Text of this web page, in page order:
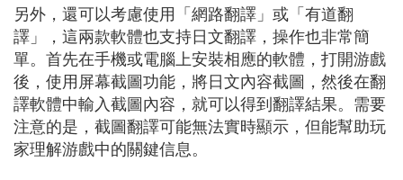
另外，還可以考慮使用「網路翻譯」或「有道翻
譯」，這兩款軟體也支持日文翻譯，操作也非常簡
單。首先在手機或電腦上安裝相應的軟體，打開游戲
後，使用屏幕截圖功能，將日文內容截圖，然後在翻
譯軟體中輸入截圖內容，就可以得到翻譯結果。需要
注意的是，截圖翻譯可能無法實時顯示，但能幫助玩
家理解游戲中的關鍵信息。